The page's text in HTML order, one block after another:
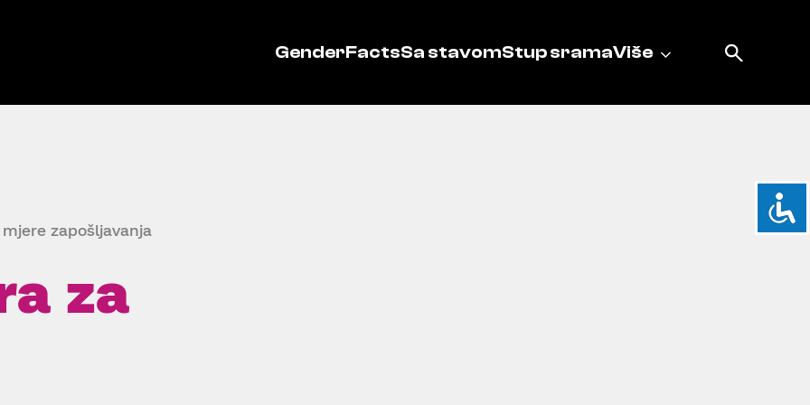
GenderFactsSa stavomStup sramaViše
zapošljavanja
za